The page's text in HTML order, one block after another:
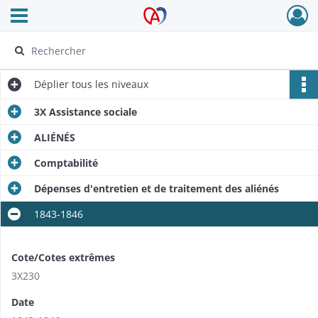
Archives Alsace - Colmar
Ouvrir le menu déroulant
Déplier tous les niveaux
3X Assistance sociale
ALIÉNÉS
Comptabilité
Dépenses d'entretien et de traitement des aliénés
1843-1846
Cote/Cotes extrêmes
3X230
Date